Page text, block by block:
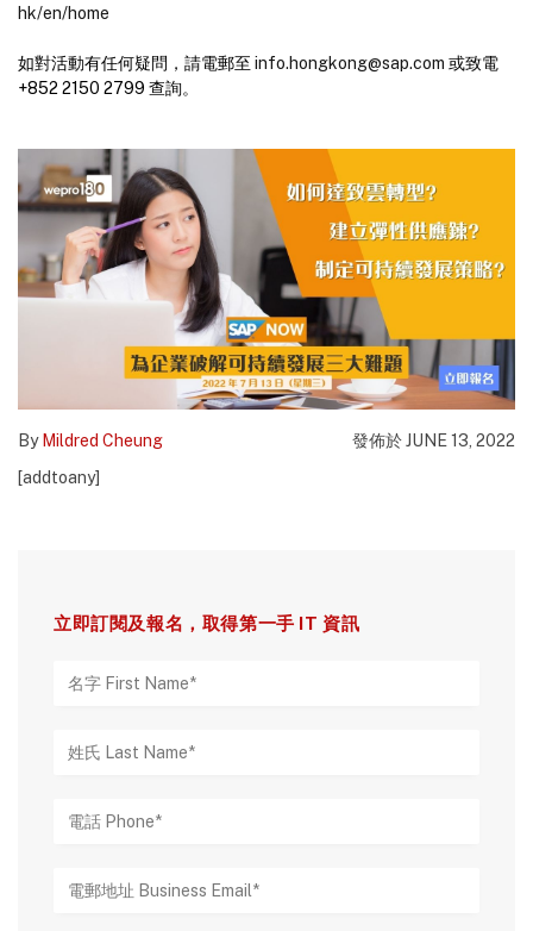
hk/en/home
如對活動有任何疑問，請電郵至 info.hongkong@sap.com 或致電
+852 2150 2799 查詢。
By Mildred Cheung
發佈於 JUNE 13, 2022
[addtoany]
立即訂閱及報名，取得第一手 IT 資訊